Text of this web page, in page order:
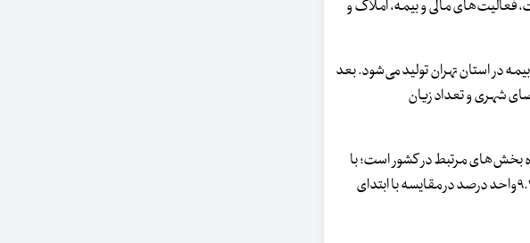
فعالیت‌های مالی و بیمه، املاک و
از ارزش افزوده فعالیت‌های مالی و بیمه در استان تهران تولید می‌شود. بعد
شهری و تعداد زیان
و بخش کشاورزی با سهم ۴.۴درصدی از کل ارزش افزوده بخش‌های مرتبط در کشور است؛ با
این حال پارسال نقش فعالیت‌های مربوط به تامین برق و گاز استان تهران برجسته‌تر شده و سهم آن از کل ارزش افزوده کشور ۹.۴واحد درصد در مقایسه با ابتدای